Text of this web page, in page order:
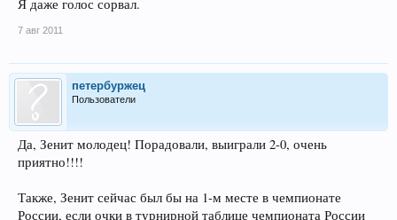
Я даже голос сорвал.
7 авг 2011
петербуржец
Пользователи
Да, Зенит молодец! Порадовали, выиграли 2-0, очень
приятно!!!!
Также, Зенит сейчас был бы на 1-м месте в чемпионате
России, если очки в турнирной таблице чемпионата России